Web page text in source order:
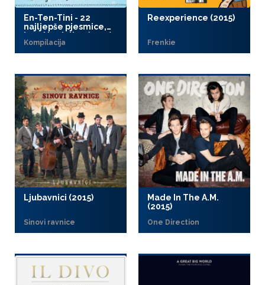
En-Ten-Tini - 22
najljepše pjesmice,
igre i brojalice (2015)
Kompilacija
Reexperience (2015)
Frenkie
Ljubavnici (2015)
Sinovi ravnice
Made In The A.M.
(2015)
One Direction